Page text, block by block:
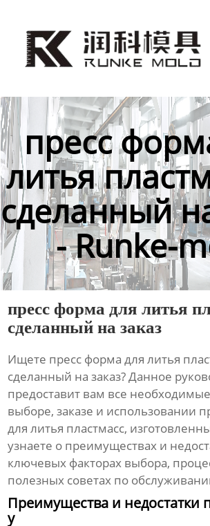
Продукция
Контакты
пресс
литья
сделанный
- Runke-
пресс форма для литья
сделанный на заказ
Ищете пресс форма для литья
сделанный на заказ? Данное
предоставит вам все
выборе, заказе и использовании
для литья пластмасс,
узнаете о преимуществах и
ключевых факторах выбора,
полезных советах по
Преимущества и недостатки
у